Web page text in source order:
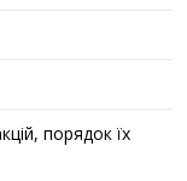
порядок їх